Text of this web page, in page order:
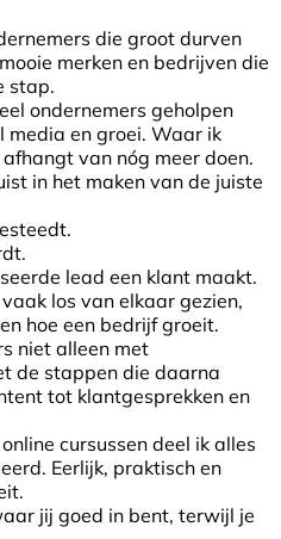
die groot durven
merken en bedrijven die
stap.
ondernemers geholpen
media en groei. Waar ik
van nóg meer doen.
in het maken van de juiste
lead een klant maakt.
los van elkaar gezien,
hoe een bedrijf groeit.
niet alleen met
de stappen die daarna
tot klantgesprekken en
cursussen deel ik alles
Eerlijk, praktisch en
jij goed in bent, terwijl je